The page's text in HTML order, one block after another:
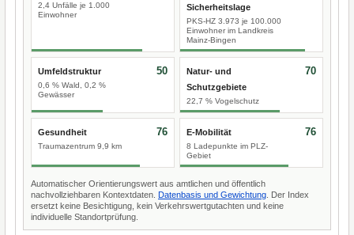
2,4 Unfälle je 1.000
Einwohner
Sicherheitslage
PKS-HZ 3.973 je 100.000
Einwohner im Landkreis
Mainz-Bingen
Umfeldstruktur
0,6 % Wald, 0,2 %
Gewässer
50
Natur- und
Schutzgebiete
22,7 % Vogelschutz
70
Gesundheit
Traumazentrum 9,9 km
76 E-Mobilität
8 Ladepunkte im PLZ-
Gebiet
76
Automatischer Orientierungswert aus amtlichen und öffentlich
nachvollziehbaren Kontextdaten. Datenbasis und Gewichtung . Der Index
ersetzt keine Besichtigung, kein Verkehrswertgutachten und keine
individuelle Standortprüfung.